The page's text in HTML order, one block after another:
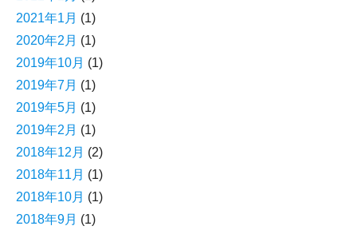
2021年1月 (1)
2020年2月 (1)
2019年10月 (1)
2019年7月 (1)
2019年5月 (1)
2019年2月 (1)
2018年12月 (2)
2018年11月 (1)
2018年10月 (1)
2018年9月 (1)